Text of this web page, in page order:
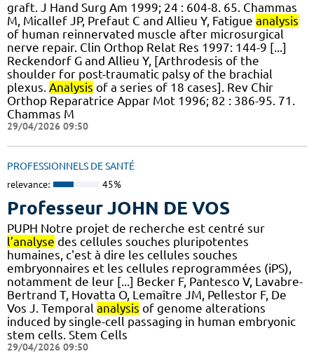
graft. J Hand Surg Am 1999; 24 : 604-8. 65. Chammas
M, Micallef JP, Prefaut C and Allieu Y, Fatigue analysis
of human reinnervated muscle after microsurgical
nerve repair. Clin Orthop Relat Res 1997: 144-9 [...]
Reckendorf G and Allieu Y, [Arthrodesis of the
shoulder for post-traumatic palsy of the brachial
plexus. Analysis of a series of 18 cases]. Rev Chir
Orthop Reparatrice Appar Mot 1996; 82 : 386-95. 71.
Chammas M
29/04/2026 09:50
PROFESSIONNELS DE SANTÉ
relevance: 45%
Professeur JOHN DE VOS
PUPH Notre projet de recherche est centré sur
l’analyse des cellules souches pluripotentes
humaines, c'est à dire les cellules souches
embryonnaires et les cellules reprogrammées (iPS),
notamment de leur [...] Becker F, Pantesco V, Lavabre-
Bertrand T, Hovatta O, Lemaître JM, Pellestor F, De
Vos J. Temporal analysis of genome alterations
induced by single-cell passaging in human embryonic
stem cells. Stem Cells
29/04/2026 09:50